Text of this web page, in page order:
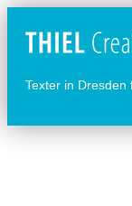
Texter in Dresden